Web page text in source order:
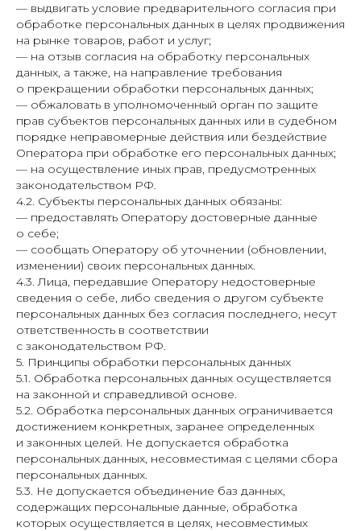
— выдвигать условие предварительного согласия при
обработке персональных данных в целях продвижения
на рынке товаров, работ и услуг;
— на отзыв согласия на обработку персональных
данных, а также, на направление требования
о прекращении обработки персональных данных;
— обжаловать в уполномоченный орган по защите
прав субъектов персональных данных или в судебном
порядке неправомерные действия или бездействие
Оператора при обработке его персональных данных;
— на осуществление иных прав, предусмотренных
законодательством РФ.
4.2. Субъекты персональных данных обязаны:
— предоставлять Оператору достоверные данные
о себе;
— сообщать Оператору об уточнении (обновлении,
изменении) своих персональных данных.
4.3. Лица, передавшие Оператору недостоверные
сведения о себе, либо сведения о другом субъекте
персональных данных без согласия последнего, несут
ответственность в соответствии
с законодательством РФ.
5. Принципы обработки персональных данных
5.1. Обработка персональных данных осуществляется
на законной и справедливой основе.
5.2. Обработка персональных данных ограничивается
достижением конкретных, заранее определенных
и законных целей. Не допускается обработка
персональных данных, несовместимая с целями сбора
персональных данных.
5.3. Не допускается объединение баз данных,
содержащих персональные данные, обработка
которых осуществляется в целях, несовместимых